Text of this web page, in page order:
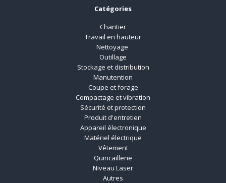
Catégories
Chantier
Travail en hauteur
Nettoyage
Outillage
Stockage et distribution
Manutention
Coupe et forage
Compactage et vibration
Sécurité et protection
Produit d'entretien
Appareil électronique
Matériel électrique
Vêtement
Quincaillerie
Niveau Laser
Autres